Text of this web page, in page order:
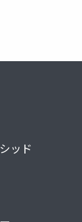
ッド